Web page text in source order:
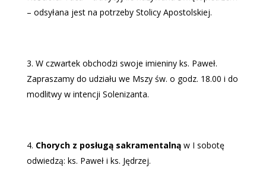
– odsyłana jest na potrzeby Stolicy Apostolskiej.
W czwartek obchodzi swoje imieniny ks. Paweł.
Zapraszamy do udziału we Mszy św. o godz. 18.00 i do
modlitwy w intencji Solenizanta.
Chorych z posługą sakramentalnąw I sobotę
odwiedzą: ks. Paweł i ks. Jędrzej.